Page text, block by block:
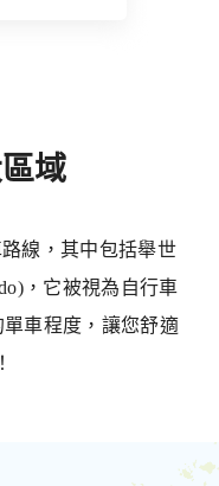
域
線，其中包括舉世
，它被視為自行車
車程度，讓您舒適